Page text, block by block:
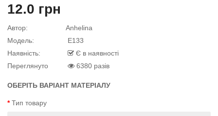
матеріал
12.0 грн
Автор:
Anhelina
Модель:
E133
Наявність:
Є в наявності
Переглянуто
6380 разів
ОБЕРІТЬ ВАРІАНТ МАТЕРІАЛУ
Тип товару